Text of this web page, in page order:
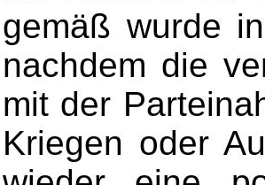
gemäß wurde
nachdem die
mit der
Kriegen oder